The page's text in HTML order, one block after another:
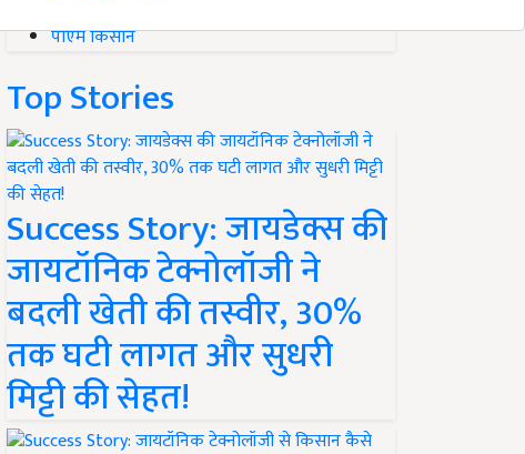
पीएम किसान
Top Stories
Success Story: जायडेक्स की
जायटॉनिक टेक्नोलॉजी ने
बदली खेती की तस्वीर, 30%
तक घटी लागत और सुधरी
मिट्टी की सेहत!